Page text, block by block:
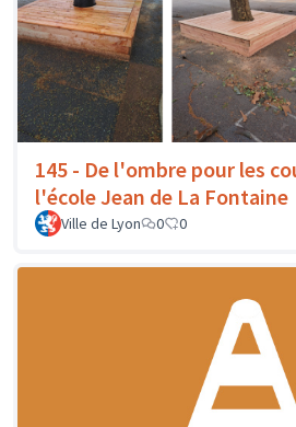
145 - De l'ombre pour les
l'école Jean de La Fontaine
Ville de Lyon 0 0